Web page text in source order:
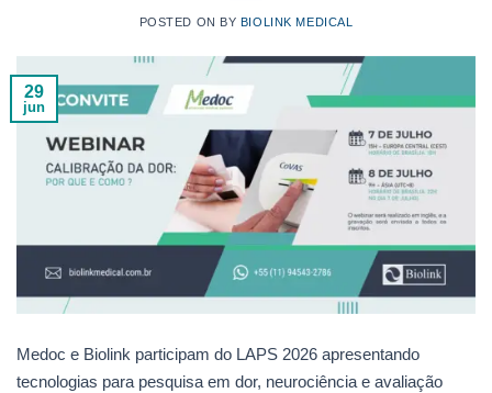
POSTED ON BY BIOLINK MEDICAL
29
jun
Medoc e Biolink participam do LAPS 2026 apresentando
tecnologias para pesquisa em dor, neurociência e avaliação